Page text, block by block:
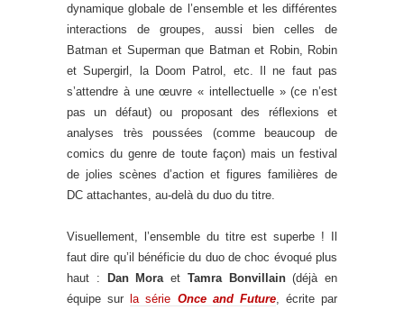
dynamique globale de l’ensemble et les différentes
interactions de groupes, aussi bien celles de
Batman et Superman que Batman et Robin, Robin
et Supergirl, la Doom Patrol, etc. Il ne faut pas
s’attendre à une œuvre « intellectuelle » (ce n’est
pas un défaut) ou proposant des réflexions et
analyses très poussées (comme beaucoup de
comics du genre de toute façon) mais un festival
de jolies scènes d’action et figures familières de
DC attachantes, au-delà du duo du titre.
Visuellement, l’ensemble du titre est superbe ! Il
faut dire qu’il bénéficie du duo de choc évoqué plus
haut :
Dan Mora et Tamra Bonvillain(déjà en
équipe sur
la série Once and Future, écrite par